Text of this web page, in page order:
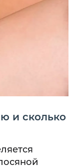
и сколько